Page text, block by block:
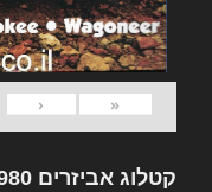
«
‹
קטלוג אביזרים Jeep 1980